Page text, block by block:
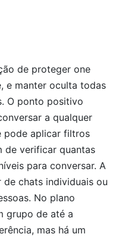
de proteger one
e manter oculta todas
O ponto positivo
a qualquer
pode aplicar filtros
de verificar quantas
para conversar. A
chats individuais ou
No plano
grupo de até a
mas há um